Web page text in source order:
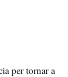
per tornar a